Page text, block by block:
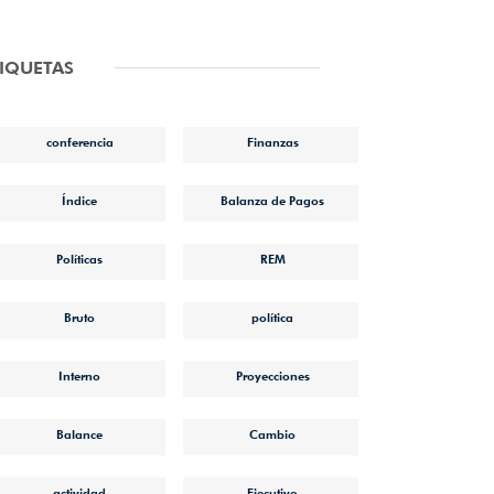
conferencia Finanzas
Índice Balanza de Pagos
Políticas REM
Bruto política
Interno Proyecciones
Balance Cambio